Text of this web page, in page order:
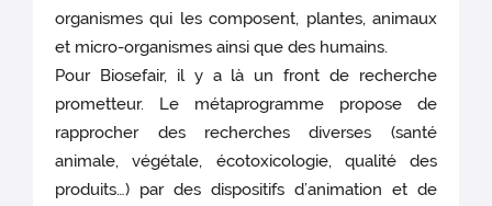
organismes qui les composent, plantes, animaux
et micro-organismes ainsi que des humains.
Pour Biosefair, il y a là un front de recherche
prometteur. Le métaprogramme propose de
rapprocher des recherches diverses (santé
animale, végétale, écotoxicologie, qualité des
produits…) par des dispositifs d’animation et de